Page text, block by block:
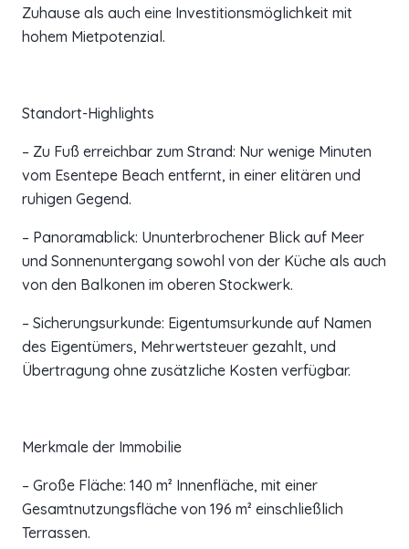
Zuhause als auch eine Investitionsmöglichkeit mit
hohem Mietpotenzial.
Standort-Highlights
– Zu Fuß erreichbar zum Strand: Nur wenige Minuten
vom Esentepe Beach entfernt, in einer elitären und
ruhigen Gegend.
– Panoramablick: Ununterbrochener Blick auf Meer
und Sonnenuntergang sowohl von der Küche als auch
von den Balkonen im oberen Stockwerk.
– Sicherungsurkunde: Eigentumsurkunde auf Namen
des Eigentümers, Mehrwertsteuer gezahlt, und
Übertragung ohne zusätzliche Kosten verfügbar.
Merkmale der Immobilie
– Große Fläche: 140 m² Innenfläche, mit einer
Gesamtnutzungsfläche von 196 m² einschließlich
Terrassen.